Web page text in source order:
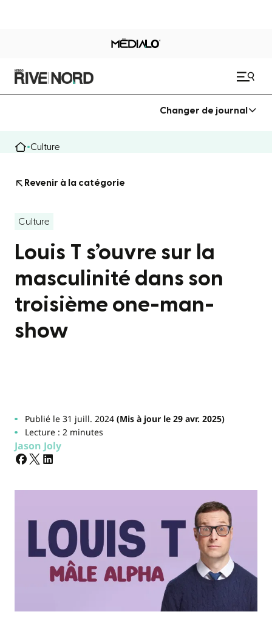
Changer de journal
Culture
Revenir à la catégorie
Culture
Louis T s’ouvre sur la
masculinité dans son
troisième one-man-
show
Publié le 31 juill. 2024(Mis à jour le 29 avr. 2025)
Lecture : 2 minutes
Jason Joly